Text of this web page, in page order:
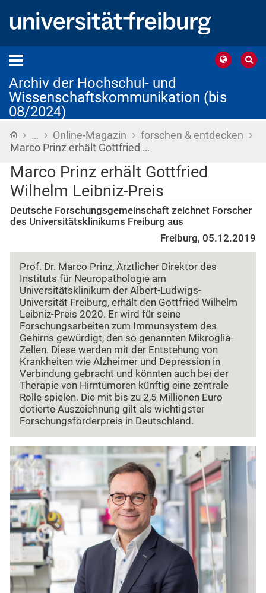
Archiv der Hochschul- und
Wissenschaftskommunikation (bis
08/2024)
Startseite
› … › Online-Magazin › forschen & entdecken ›
Marco Prinz erhält Gottfried …
Marco Prinz erhält Gottfried
Wilhelm Leibniz-Preis
Deutsche Forschungsgemeinschaft zeichnet Forscher
des Universitätsklinikums Freiburg aus
Freiburg, 05.12.2019
Prof. Dr. Marco Prinz, Ärztlicher Direktor des
Instituts für Neuropathologie am
Universitätsklinikum der Albert-Ludwigs-
Universität Freiburg, erhält den Gottfried Wilhelm
Leibniz-Preis 2020. Er wird für seine
Forschungsarbeiten zum Immunsystem des
Gehirns gewürdigt, den so genannten Mikroglia-
Zellen. Diese werden mit der Entstehung von
Krankheiten wie Alzheimer und Depression in
Verbindung gebracht und könnten auch bei der
Therapie von Hirntumoren künftig eine zentrale
Rolle spielen. Die mit bis zu 2,5 Millionen Euro
dotierte Auszeichnung gilt als wichtigster
Forschungsförderpreis in Deutschland.